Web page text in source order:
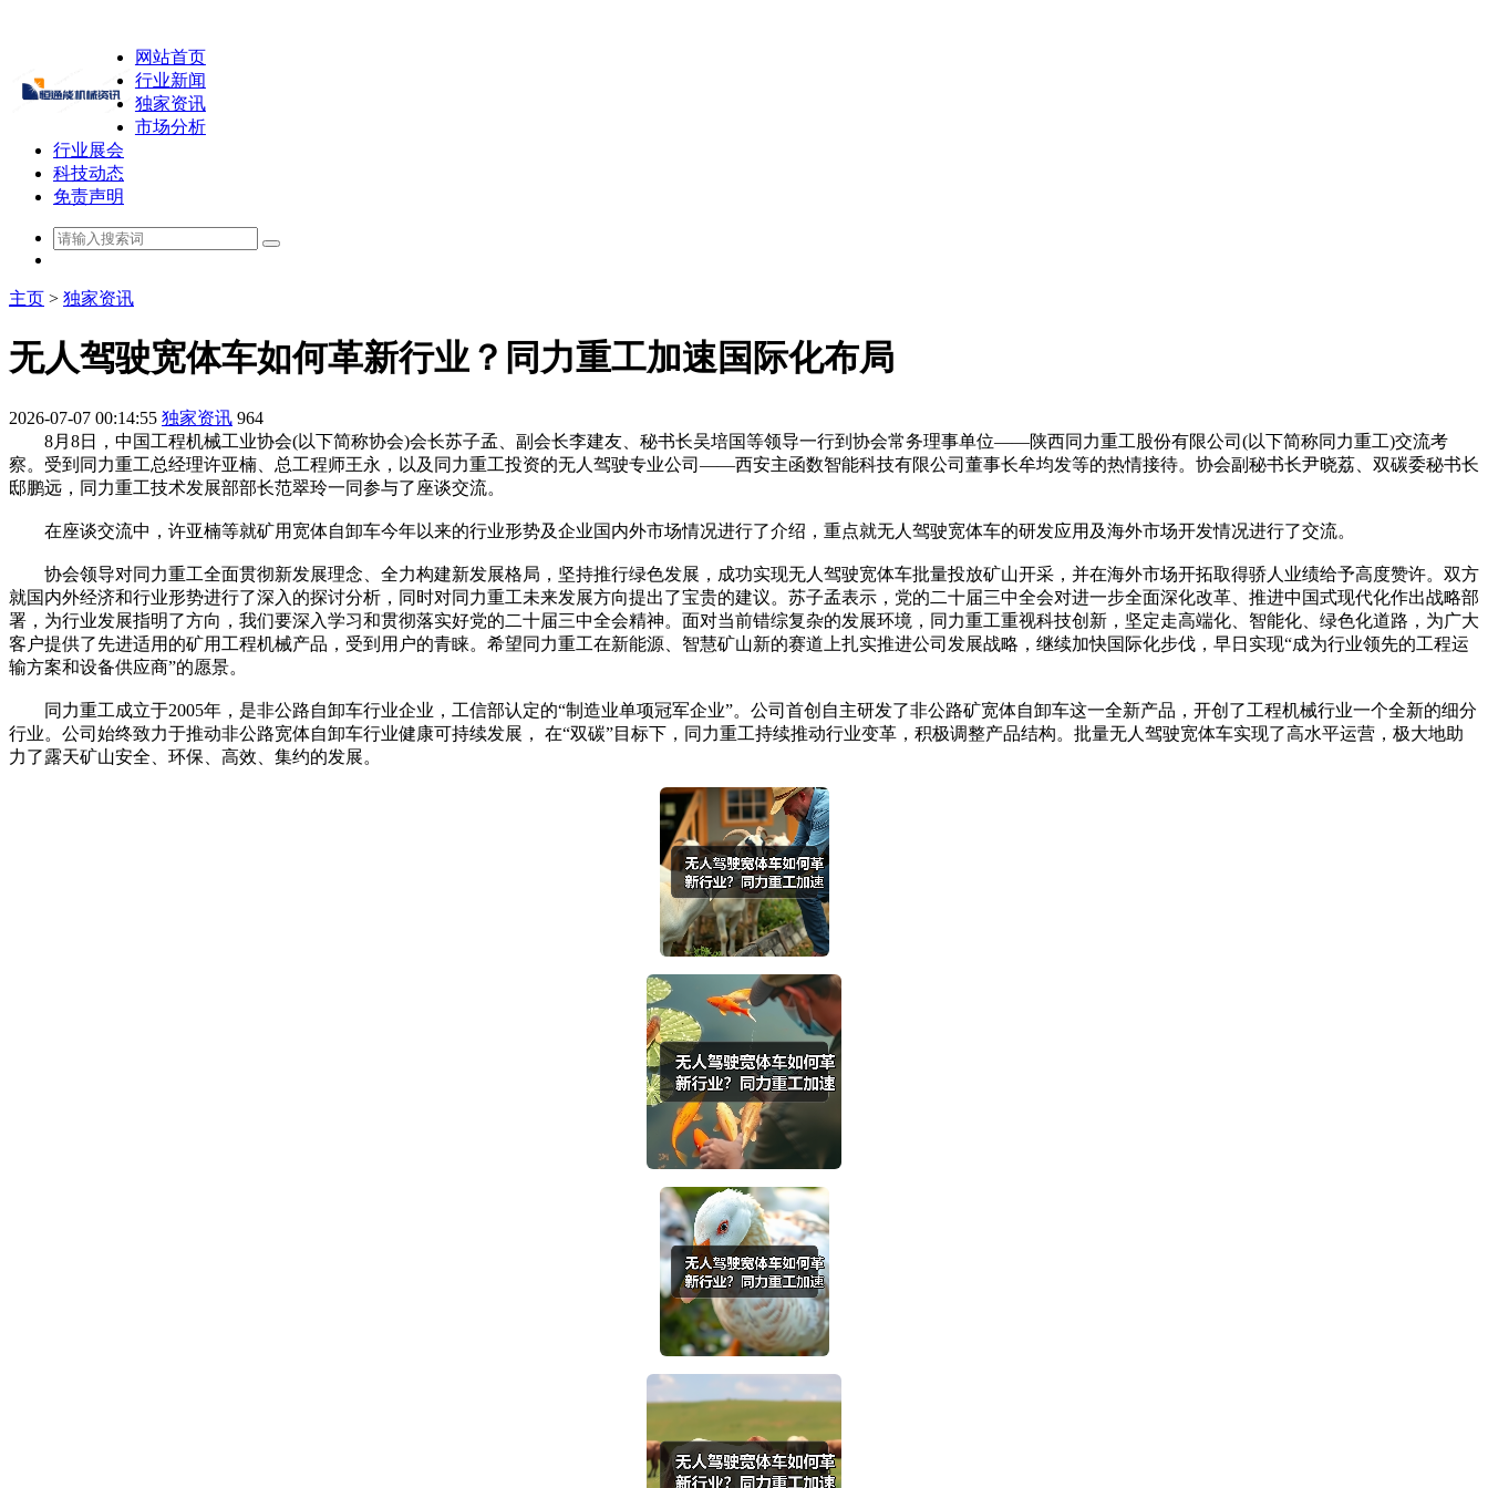
网站首页
行业新闻
独家资讯
市场分析
行业展会
科技动态
免责声明
主页 > 独家资讯
无人驾驶宽体车如何革新行业？同力重工加速国际化布局
2026-07-07 00:14:55 独家资讯 964
8月8日，中国工程机械工业协会(以下简称协会)会长苏子孟、副会长李建友、秘书长吴培国等领导一行到协会常务理事单位——陕西同力重工股份有限公司(以下简称同力重工)交流考
察。受到同力重工总经理许亚楠、总工程师王永，以及同力重工投资的无人驾驶专业公司——西安主函数智能科技有限公司董事长牟均发等的热情接待。协会副秘书长尹晓荔、双碳委秘书长
邸鹏远，同力重工技术发展部部长范翠玲一同参与了座谈交流。
在座谈交流中，许亚楠等就矿用宽体自卸车今年以来的行业形势及企业国内外市场情况进行了介绍，重点就无人驾驶宽体车的研发应用及海外市场开发情况进行了交流。
协会领导对同力重工全面贯彻新发展理念、全力构建新发展格局，坚持推行绿色发展，成功实现无人驾驶宽体车批量投放矿山开采，并在海外市场开拓取得骄人业绩给予高度赞许。双方
就国内外经济和行业形势进行了深入的探讨分析，同时对同力重工未来发展方向提出了宝贵的建议。苏子孟表示，党的二十届三中全会对进一步全面深化改革、推进中国式现代化作出战略部
署，为行业发展指明了方向，我们要深入学习和贯彻落实好党的二十届三中全会精神。面对当前错综复杂的发展环境，同力重工重视科技创新，坚定走高端化、智能化、绿色化道路，为广大
客户提供了先进适用的矿用工程机械产品，受到用户的青睐。希望同力重工在新能源、智慧矿山新的赛道上扎实推进公司发展战略，继续加快国际化步伐，早日实现“成为行业领先的工程运
输方案和设备供应商”的愿景。
同力重工成立于2005年，是非公路自卸车行业企业，工信部认定的“制造业单项冠军企业”。公司首创自主研发了非公路矿宽体自卸车这一全新产品，开创了工程机械行业一个全新的细分
行业。公司始终致力于推动非公路宽体自卸车行业健康可持续发展， 在“双碳”目标下，同力重工持续推动行业变革，积极调整产品结构。批量无人驾驶宽体车实现了高水平运营，极大地助
力了露天矿山安全、环保、高效、集约的发展。